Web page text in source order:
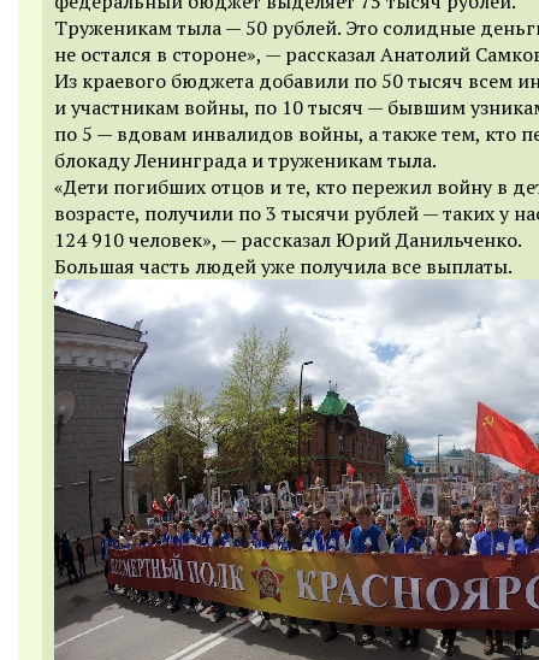
Труженикам тыла — 50 рублей. Это солидные
не остался в стороне», — рассказал Анатолий
Из краевого бюджета добавили по 50 тысяч всем
и участникам войны, по 10 тысяч — бывшим
по 5 — вдовам инвалидов войны, а также тем, кто
блокаду Ленинграда и труженикам тыла.
«Дети погибших отцов и те, кто пережил войну в
возрасте, получили по 3 тысячи рублей — таких у
124 910 человек», — рассказал Юрий Данильченко.
Большая часть людей уже получила все выплаты.